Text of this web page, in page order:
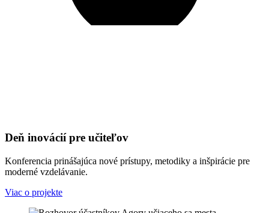
Deň inovácií pre učiteľov
Konferencia prinášajúca nové prístupy, metodiky a inšpirácie pre
moderné vzdelávanie.
Viac o projekte